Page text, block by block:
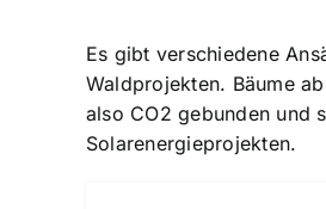
Es gibt verschiedene
Waldprojekten. Bäume
also CO2 gebunden und
Solarenergieprojekten.